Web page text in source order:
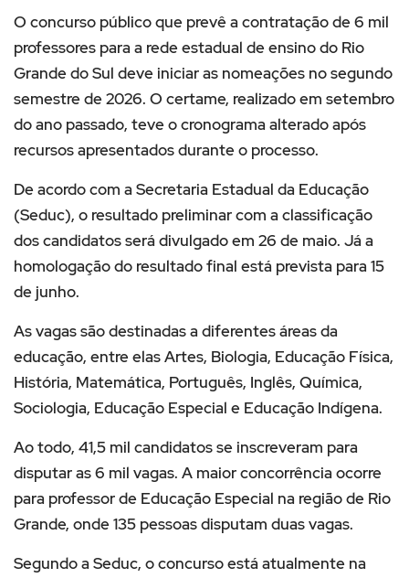
O concurso público que prevê a contratação de 6 mil
professores para a rede estadual de ensino do Rio
Grande do Sul deve iniciar as nomeações no segundo
semestre de 2026. O certame, realizado em setembro
do ano passado, teve o cronograma alterado após
recursos apresentados durante o processo.
De acordo com a Secretaria Estadual da Educação
(Seduc), o resultado preliminar com a classificação
dos candidatos será divulgado em 26 de maio. Já a
homologação do resultado final está prevista para 15
de junho.
As vagas são destinadas a diferentes áreas da
educação, entre elas Artes, Biologia, Educação Física,
História, Matemática, Português, Inglês, Química,
Sociologia, Educação Especial e Educação Indígena.
Ao todo, 41,5 mil candidatos se inscreveram para
disputar as 6 mil vagas. A maior concorrência ocorre
para professor de Educação Especial na região de Rio
Grande, onde 135 pessoas disputam duas vagas.
Segundo a Seduc, o concurso está atualmente na